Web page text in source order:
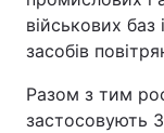
військових баз
засобів
Разом з тим
застосовують